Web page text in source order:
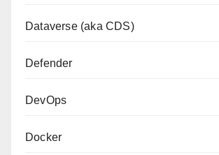
Dataverse (aka CDS)
Defender
DevOps
Docker